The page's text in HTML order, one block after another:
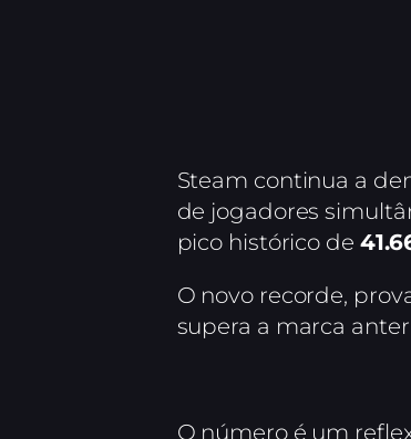
Steam continua a
de jogadores
pico histórico de
O novo recorde,
supera a marca
O número é um